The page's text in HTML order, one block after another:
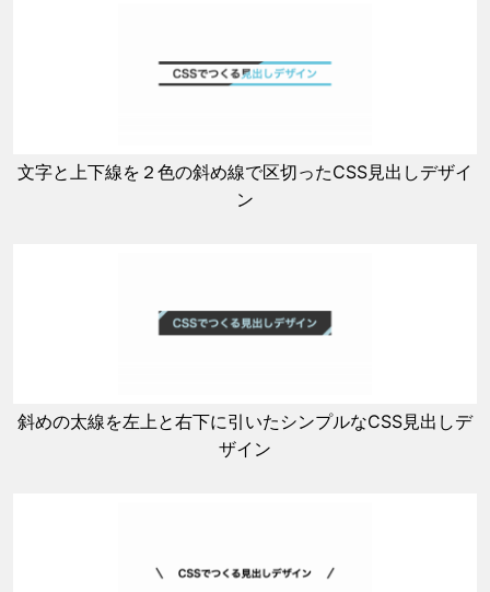
文字と上下線を２色の斜め線で区切ったCSS見出しデザイ
ン
斜めの太線を左上と右下に引いたシンプルなCSS見出しデ
ザイン